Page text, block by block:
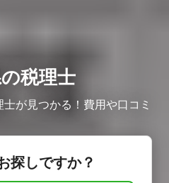
税理士
が見つかる！費用や口コミ
探しですか？